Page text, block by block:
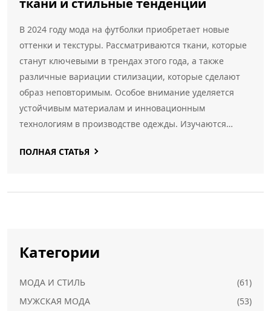
В 2024 году мода на футболки приобретает новые
оттенки и текстуры. Рассматриваются ткани, которые
станут ключевыми в трендах этого года, а также
различные вариации стилизации, которые сделают
образ неповторимым. Особое внимание уделяется
устойчивым материалам и инновационным
технологиям в производстве одежды. Изучаются
актуальный гардероб. Читайте, чтобы узнать больше
ПОЛНАЯ СТАТЬЯ
Категории
МОДА И СТИЛЬ
(61)
МУЖСКАЯ МОДА
(53)